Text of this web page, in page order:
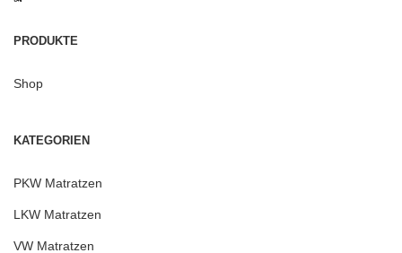
PRODUKTE
Shop
KATEGORIEN
PKW Matratzen
LKW Matratzen
VW Matratzen